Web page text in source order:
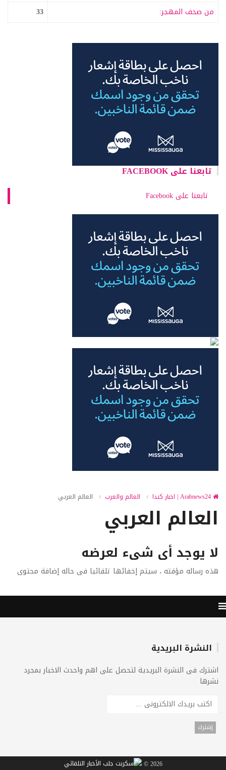
من صحف المهجر:
33
تابعنا على FACEBOOK
تابعنا على Facebook
العالم والعرب العالم العربي
العالم العربي
لا يوجد أى شىء لعرضه
هذه رساله مؤقته ، سيتم إخفائها تلقائيا فى حاله إضافة محتوى
النشرة البريدية
اشترك فى النشرة البريدية لتحصل على اهم واحدث الاخبار بمجرد
نشرها
2026 ©